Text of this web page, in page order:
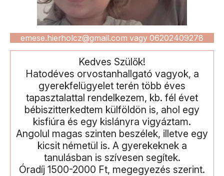
emese.hierholcz@gmail.com vagy 06202409278
Kedves Szülők!
Hatodéves orvostanhallgató vagyok, a
gyerekfelügyelet terén több éves
tapasztalattal rendelkezem, kb. fél évet
bébiszitterkedtem külföldön is, ahol egy
kisfiúra és egy kislányra vigyáztam.
Angolul magas szinten beszélek, illetve egy
kicsit németül is. A gyerekeknek a
tanulásban is szívesen segítek.
Óradíj 1500-2000 Ft, megegyezés szerint.